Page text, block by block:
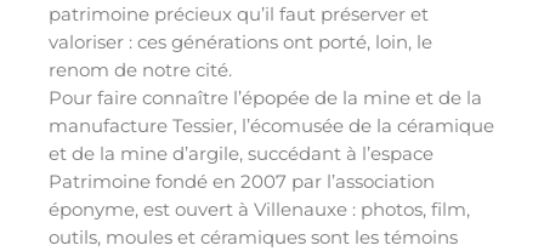
patrimoine précieux qu’il faut préserver et
valoriser : ces générations ont porté, loin, le
renom de notre cité.
Pour faire connaître l’épopée de la mine et de la
manufacture Tessier, l’écomusée de la céramique
et de la mine d’argile, succédant à l’espace
Patrimoine fondé en 2007 par l’association
éponyme, est ouvert à Villenauxe : photos, film,
outils, moules et céramiques sont les témoins